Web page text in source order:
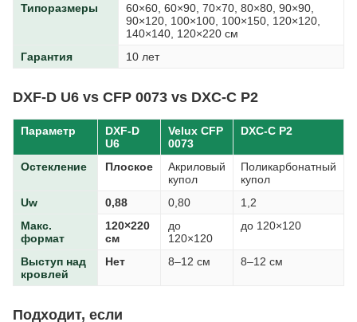
Типоразмеры
60×60, 60×90, 70×70, 80×80, 90×90,
90×120, 100×100, 100×150, 120×120,
140×140, 120×220 см
Гарантия
10 лет
DXF-D U6 vs CFP 0073 vs DXC-C P2
Параметр
DXF-D
U6
Velux CFP
0073
DXC-C P2
Остекление Плоское
Акриловый
купол
Поликарбонатный
купол
Uw
0,88 0,80
1,2
Макс.
формат
120×220
см
до
120×120
до 120×120
Выступ над
кровлей
Нет 8–12 см 8–12 см
Подходит, если